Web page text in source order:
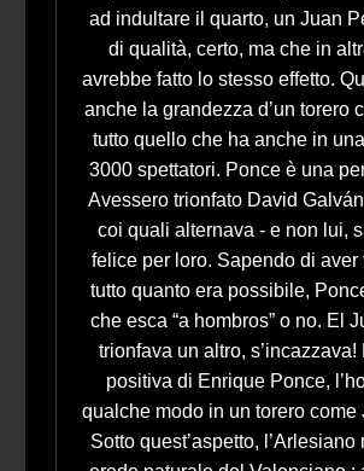
ad indultare il quarto, un Juan
di qualità, certo, ma che in
avrebbe fatto lo stesso effetto.
anche la grandezza d’un torero
tutto quello che ha anche in
3000 spettatori. Ponce è una
Avessero trionfato David
coi quali alternava - e non lui,
felice per loro. Sapendo di aver
tutto quanto era possibile,
che esca “a hombros” o no. El
trionfava un altro, s’incazzava!
positiva di Enrique Ponce,
qualche modo in un torero come
Sotto quest’aspetto, l’Arlesiano